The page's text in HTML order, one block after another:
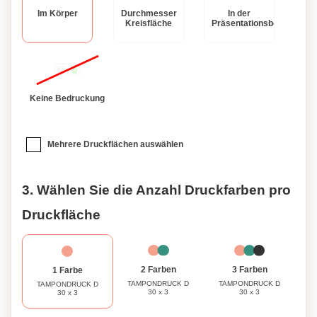
Grent jeden Moment auf dem Golfplatz in vollen Zügen.
Im Körper
Durchmesser
Kreisfläche
In der
Präsentationsbox
Keine Bedruckung
Mehrere Druckflächen auswählen
3. Wählen Sie die Anzahl Druckfarben pro
Druckfläche
1 Farbe
TAMPONDRUCK D
30 x 3
2 Farben
TAMPONDRUCK D
30 x 3
3 Farben
TAMPONDRUCK D
30 x 3